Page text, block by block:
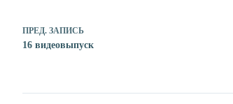
ПРЕД. ЗАПИСЬ
16 видеовыпуск